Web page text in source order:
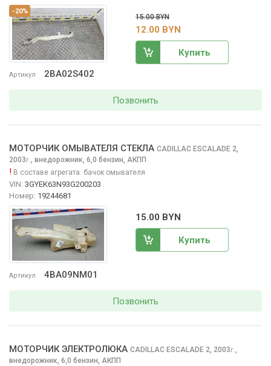
-20%
Артикул 2BA02S402
15.00 BYN
12.00 BYN
Купить
Позвонить
Артикул 4BA09NM01
МОТОРЧИК ОМЫВАТЕЛЯ СТЕКЛА CADILLAC ESCALADE 2,
2003г. внедорожник, 6,0 бензин, АКПП
! В составе агрегата: бачок омывателя
VIN: 3GYEK63N93G200203
Номер: 19244681
15.00 BYN
Купить
Позвонить
МОТОРЧИК ЭЛЕКТРОЛЮКА CADILLAC ESCALADE 2, 2003г.
внедорожник, 6,0 бензин, АКПП